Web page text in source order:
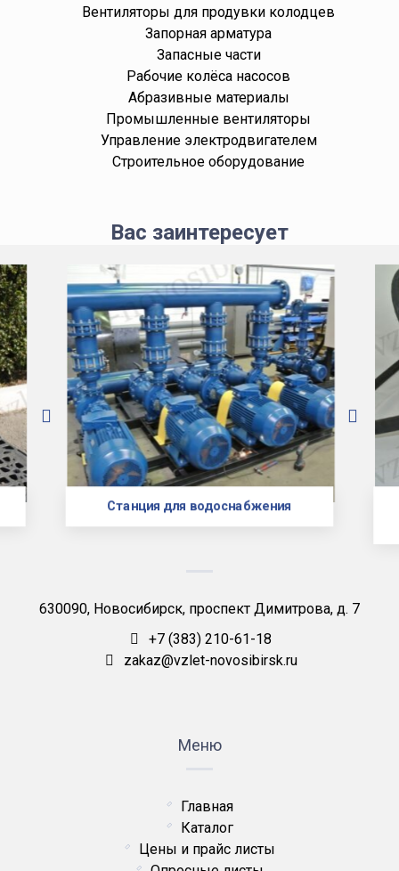
Вентиляторы для продувки колодцев
Запорная арматура
Запасные части
Рабочие колёса насосов
Абразивные материалы
Промышленные вентиляторы
Управление электродвигателем
Строительное оборудование
Вас заинтересует
Станция для водоснабжения
630090, Новосибирск, проспект Димитрова, д. 7
+7 (383) 210-61-18
zakaz@vzlet-novosibirsk.ru
Меню
Главная
Каталог
Цены и прайс листы